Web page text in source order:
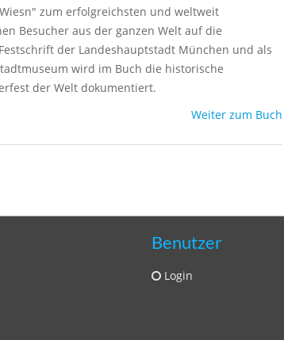
zum erfolgreichsten und weltweit
Besucher aus der ganzen Welt auf die
der Landeshauptstadt München und als
wird im Buch die historische
der Welt dokumentiert.
Weiter zum Buch
Benutzer
Login